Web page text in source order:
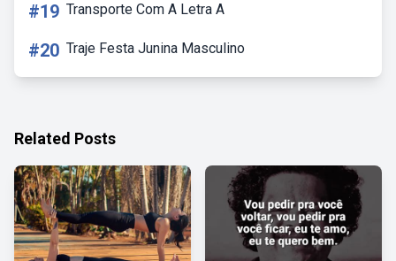
#19 Transporte Com A Letra A
#20 Traje Festa Junina Masculino
Related Posts